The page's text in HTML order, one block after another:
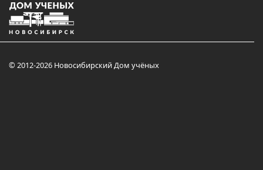
© 2012-2026 Новосибирский Дом учёных